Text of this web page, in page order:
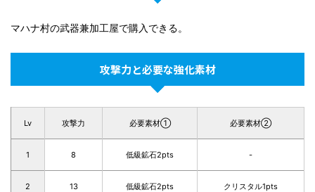
マハナ村の武器兼加工屋で購入できる。
攻撃力と必要な強化素材
Lv 攻撃力 必要素材① 必要素材②
1 8 低級鉱石2pts -
2 13 低級鉱石2pts クリスタル1pts